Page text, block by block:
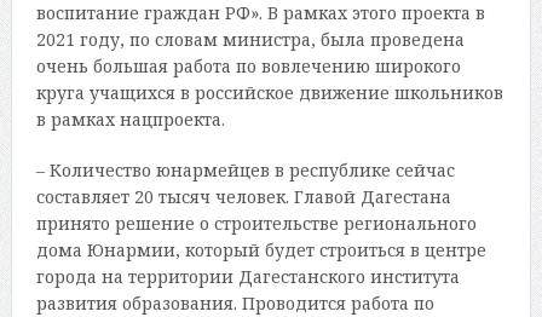
воспитание граждан РФ». В рамках этого проекта в
2021 году, по словам министра, была проведена
очень большая работа по вовлечению широкого
круга учащихся в российское движение школьников
в рамках нацпроекта.
– Количество юнармейцев в республике сейчас
составляет 20 тысяч человек. Главой Дагестана
принято решение о строительстве регионального
дома Юнармии, который будет строиться в центре
города на территории Дагестанского института
развития образования. Проводится работа по